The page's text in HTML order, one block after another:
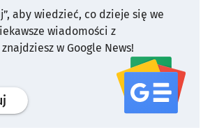
aby wiedzieć, co dzieje się we
wiadomości z
w Google News!
profil serwisu